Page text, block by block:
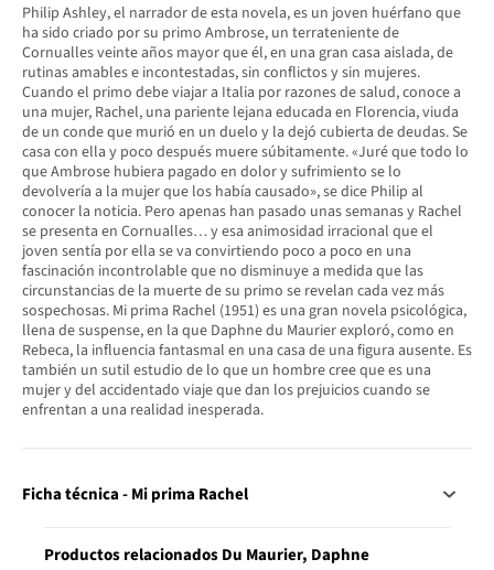
Philip Ashley, el narrador de esta novela, es un joven huérfano que
ha sido criado por su primo Ambrose, un terrateniente de
Cornualles veinte años mayor que él, en una gran casa aislada, de
rutinas amables e incontestadas, sin conflictos y sin mujeres.
Cuando el primo debe viajar a Italia por razones de salud, conoce a
una mujer, Rachel, una pariente lejana educada en Florencia, viuda
de un conde que murió en un duelo y la dejó cubierta de deudas. Se
casa con ella y poco después muere súbitamente. «Juré que todo lo
que Ambrose hubiera pagado en dolor y sufrimiento se lo
devolvería a la mujer que los había causado», se dice Philip al
conocer la noticia. Pero apenas han pasado unas semanas y Rachel
se presenta en Cornualles… y esa animosidad irracional que el
joven sentía por ella se va convirtiendo poco a poco en una
fascinación incontrolable que no disminuye a medida que las
circunstancias de la muerte de su primo se revelan cada vez más
sospechosas. Mi prima Rachel (1951) es una gran novela psicológica,
llena de suspense, en la que Daphne du Maurier exploró, como en
Rebeca, la influencia fantasmal en una casa de una figura ausente. Es
también un sutil estudio de lo que un hombre cree que es una
mujer y del accidentado viaje que dan los prejuicios cuando se
enfrentan a una realidad inesperada.
Ficha técnica - Mi prima Rachel
Productos relacionados Du Maurier, Daphne